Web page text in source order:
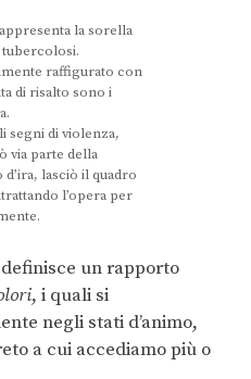
la sorella
raffigurato con
di risalto sono i
segni di violenza,
via parte della
lasciò il quadro
l’opera per
un rapporto
, i quali si
negli stati d’animo,
a cui accediamo più o